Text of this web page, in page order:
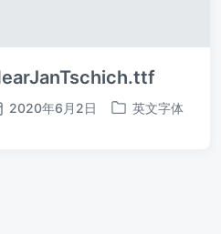
2020年6月2日
发
英文字体